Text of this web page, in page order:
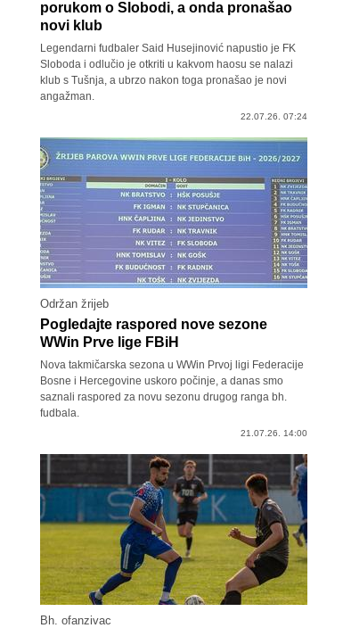
porukom o Slobodi, a onda pronašao
novi klub
Legendarni fudbaler Said Husejinović napustio je FK
Sloboda i odlučio je otkriti u kakvom haosu se nalazi
klub s Tušnja, a ubrzo nakon toga pronašao je novi
angažman.
22.07.26. 07:24
Održan žrijeb
Pogledajte raspored nove sezone
WWin Prve lige FBiH
Nova takmičarska sezona u WWin Prvoj ligi Federacije
Bosne i Hercegovine uskoro počinje, a danas smo
saznali raspored za novu sezonu drugog ranga bh.
fudbala.
21.07.26. 14:00
Bh. ofanzivac